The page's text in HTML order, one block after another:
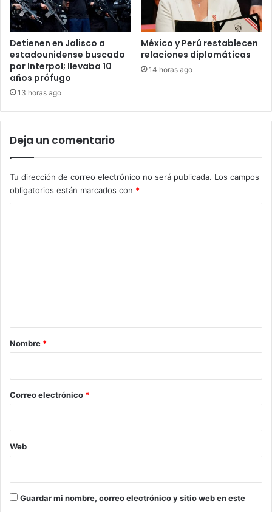
Detienen en Jalisco a
estadounidense buscado
por Interpol; llevaba 10
años prófugo
13 horas ago
México y Perú restablecen
relaciones diplomáticas
14 horas ago
Deja un comentario
Tu dirección de correo electrónico no será publicada. Los campos
obligatorios están marcados con *
r
*
Nombre *
Correo electrónico *
Web
Guardar mi nombre, correo electrónico y sitio web en este